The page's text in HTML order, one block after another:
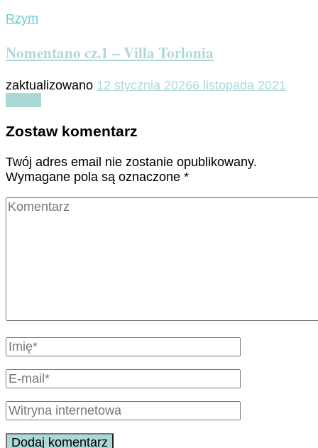
Rzym
Nomentano cz.1 – Villa Torlonia
zaktualizowano 12 stycznia 20266 listopada 2021
Zostaw komentarz
Twój adres email nie zostanie opublikowany.
Wymagane pola są oznaczone *